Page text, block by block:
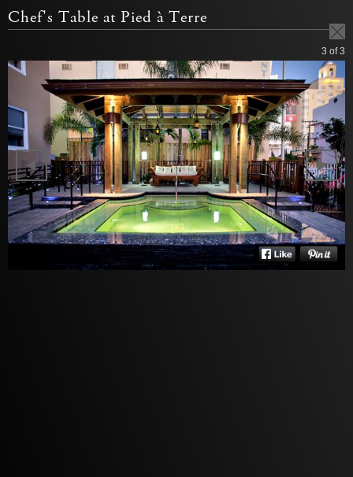
Chef's Table at Pied à Terre
3 of 3